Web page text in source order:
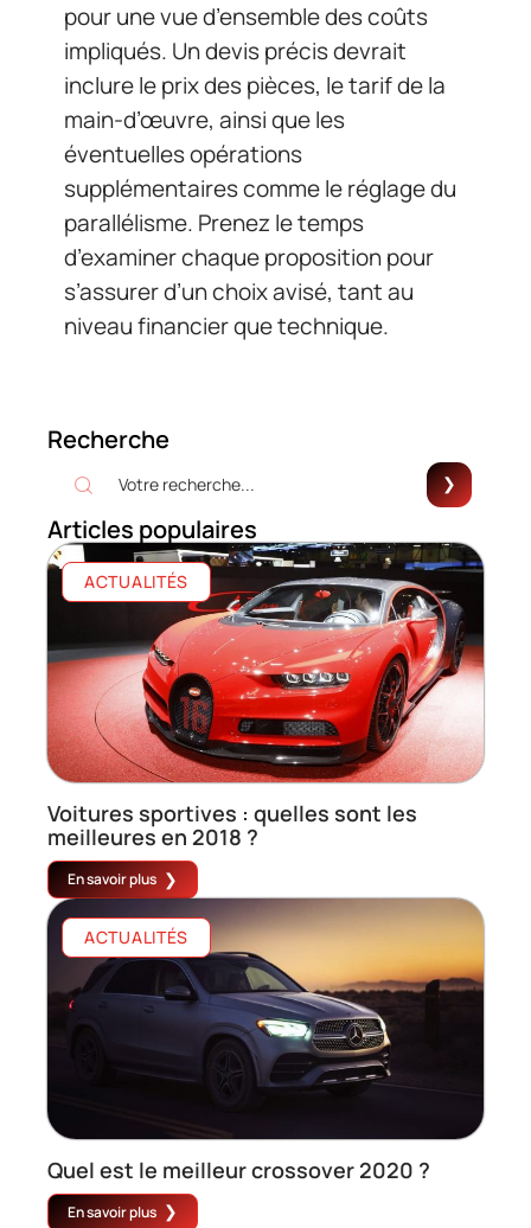
pour une vue d’ensemble des coûts
impliqués. Un devis précis devrait
inclure le prix des pièces, le tarif de la
main-d’œuvre, ainsi que les
éventuelles opérations
supplémentaires comme le réglage du
parallélisme. Prenez le temps
d’examiner chaque proposition pour
s’assurer d’un choix avisé, tant au
niveau financier que technique.
Recherche
Articles populaires
ACTUALITÉS
Voitures sportives : quelles sont les
meilleures en 2018 ?
En savoir plus
ACTUALITÉS
Quel est le meilleur crossover 2020 ?
En savoir plus